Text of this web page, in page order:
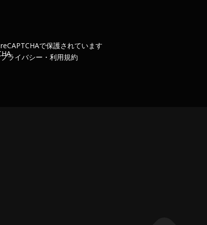
reCAPTCHAで保護されています
プライバシー ・ 利用規約